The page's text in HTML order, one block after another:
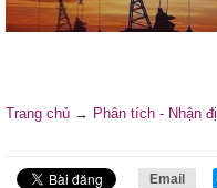
Trang chủ → Phân tích - Nhận
Email